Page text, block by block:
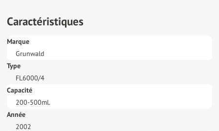
Caractéristiques
Marque
Grunwald
Type
FL6000/4
Capacité
200-500ml.
Année
2002